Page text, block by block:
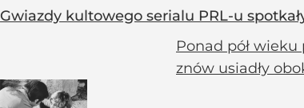
Gwiazdy kultowego serialu PRL-u
Ponad pół
znów usiadły